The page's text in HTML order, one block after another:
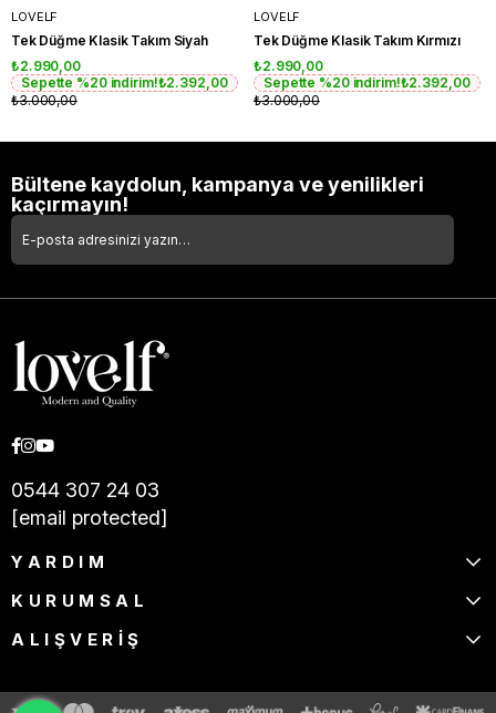
LOVELF
Tek Düğme Klasik Takım Siyah
₺2.990,00
Sepette %20 indirim!₺2.392,00
₺3.000,00
LOVELF
Tek Düğme Klasik Takım Kırmızı
₺2.990,00
Sepette %20 indirim!₺2.392,00
₺3.000,00
Bültene kaydolun, kampanya ve yenilikleri
kaçırmayın!
0544 307 24 03
[email protected]
YARDIM
KURUMSAL
ALIŞVERİŞ